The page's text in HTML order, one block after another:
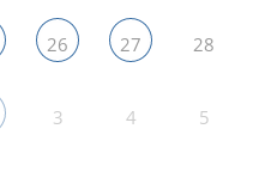
26 27 28
3 4 5